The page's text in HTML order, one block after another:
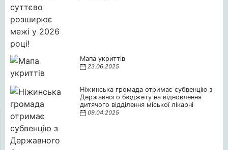
Мапа укриттів
23.06.2025
Ніжинська громада отримає субвенцію з
Державного бюджету на відновлення
дитячого відділення міської лікарні
09.04.2025